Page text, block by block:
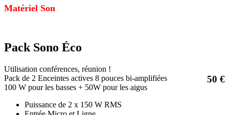
Matériel Son
Pack Sono Éco
50 €
Utilisation conférences, réunion !
Pack de 2 Enceintes actives 8 pouces bi-amplifiées
100 W pour les basses + 50W pour les aigus
Puissance de 2 x 150 W RMS